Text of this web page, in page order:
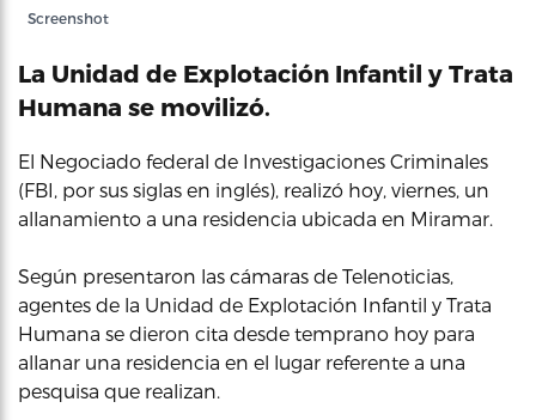
Screenshot
La Unidad de Explotación Infantil y Trata
Humana se movilizó.
El Negociado federal de Investigaciones Criminales
(FBI, por sus siglas en inglés), realizó hoy, viernes, un
allanamiento a una residencia ubicada en Miramar.
Según presentaron las cámaras de Telenoticias,
agentes de la Unidad de Explotación Infantil y Trata
Humana se dieron cita desde temprano hoy para
allanar una residencia en el lugar referente a una
pesquisa que realizan.